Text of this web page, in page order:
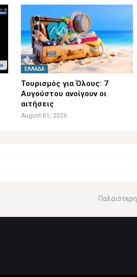
ΕΛΛΆΔΑ
Τουρισμός για Όλους: 7
Αυγούστου ανοίγουν οι
αιτήσεις
August 01, 2026
Παλαιότερη